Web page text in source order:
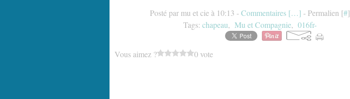
Posté par mu et cie à 10:13 -Commentaires […] - Permalien [#]
Tags: chapeau, Mu et Compagnie, 016fr-
Vous aimez ? 0 vote